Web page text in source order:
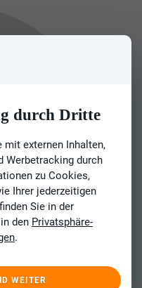
durch Dritte
mit externen Inhalten,
Werbetracking durch
zu Cookies,
Ihrer jederzeitigen
Sie in der
den Privatsphäre-
.
WEITER